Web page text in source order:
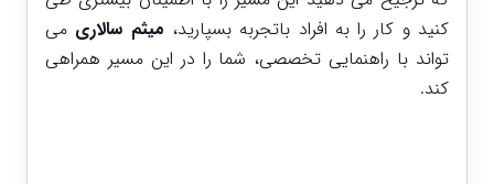
کنید و کار را به افراد باتجربه بسپارید، میثم سالاری می‌
تواند با راهنمایی تخصصی، شما را در این مسیر همراهی
کند.